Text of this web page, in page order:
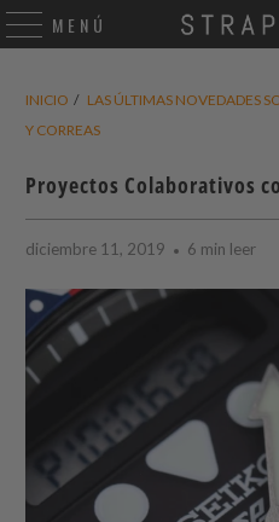
MENÚ
INICIO / LAS ÚLTIMAS NOVEDADES
Y CORREAS
Proyectos Colaborativos
diciembre 11, 2019 6 min leer